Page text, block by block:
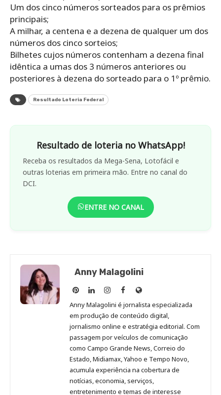
Um dos cinco números sorteados para os prêmios
principais;
A milhar, a centena e a dezena de qualquer um dos
números dos cinco sorteios;
Bilhetes cujos números contenham a dezena final
idêntica a umas dos 3 números anteriores ou
posteriores à dezena do sorteado para o 1º prêmio.
Resultado Loteria Federal
Resultado de loteria no WhatsApp!
Receba os resultados da Mega-Sena, Lotofácil e
outras loterias em primeira mão. Entre no canal do
DCI.
ENTRE NO CANAL
Anny Malagolini
Anny
Malagolini
no
Pinterest
Anny
Malagolini
no
LinkedIn
Anny
Malagolini
no
Instagram
Anny
Malagolini
no
Facebook
Site
de
Anny
Malagolini
Anny Malagolini é jornalista especializada
em produção de conteúdo digital,
jornalismo online e estratégia editorial. Com
passagem por veículos de comunicação
como Campo Grande News, Correio do
Estado, Midiamax, Yahoo e Tempo Novo,
acumula experiência na cobertura de
notícias, economia, serviços,
entretenimento e temas de interesse